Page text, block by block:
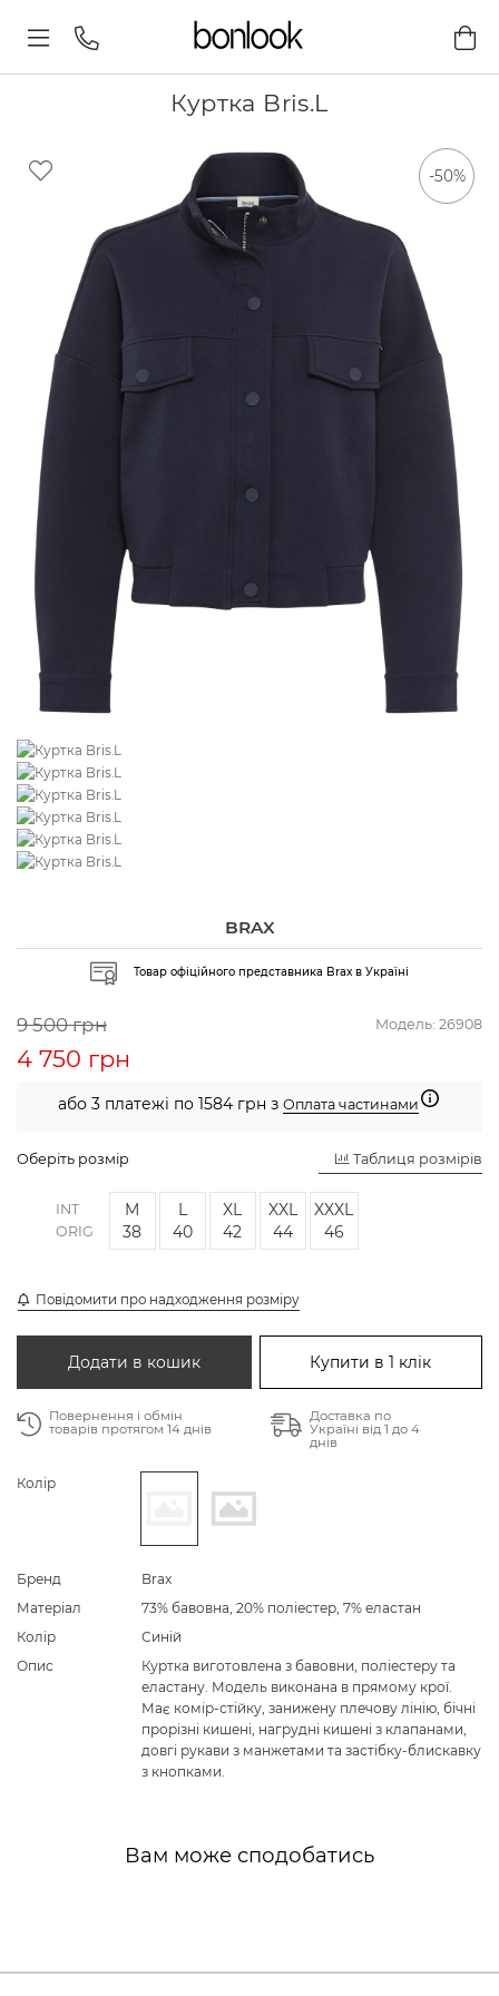
Куртка Bris.L
-50%
BRAX
Товар офіційного представника Brax в Україні
Модель: 26908
9 500 грн
4 750 грн
або 3 платежі по 1584 грн з Оплата частинами
Оберіть розмір Таблиця розмірів
INT
ORIG
M
38
L
40
XL
42
XXL
44
XXXL
46
Повідомити про надходження розміру
Додати в кошик Купити в 1 клік
Повернення і обмін
товарів протягом 14 днів
Доставка по
Україні від 1 до 4
днів
Колір
Бренд
Brax
Матеріал
73% бавовна, 20% поліестер, 7% еластан
Колір
Синій
Опис
Куртка виготовлена з бавовни, поліестеру та
еластану. Модель виконана в прямому крої.
Має комір-стійку, занижену плечову лінію, бічні
прорізні кишені, нагрудні кишені з клапанами,
довгі рукави з манжетами та застібку-блискавку
з кнопками.
Вам може сподобатись